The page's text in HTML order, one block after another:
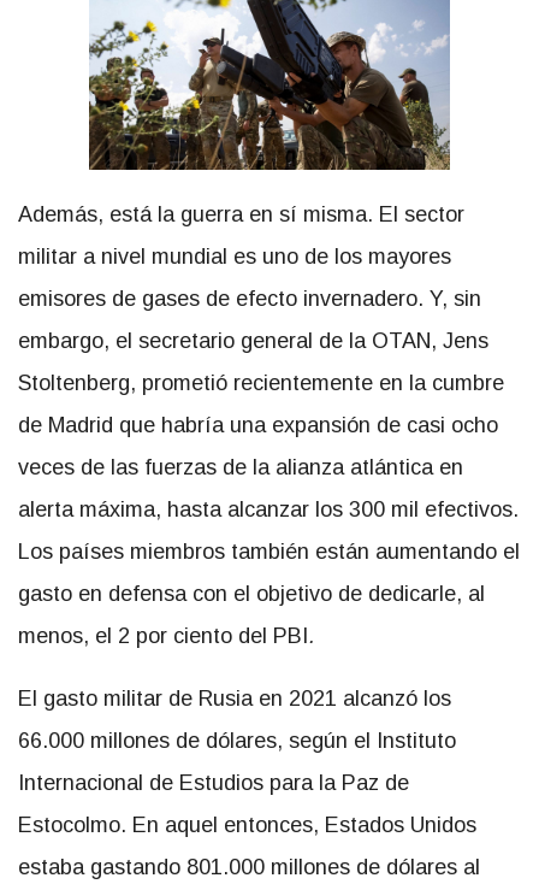
Además, está la guerra en sí misma. El sector
militar a nivel mundial es uno de los mayores
emisores de gases de efecto invernadero. Y, sin
embargo, el secretario general de la OTAN, Jens
Stoltenberg, prometió recientemente en la cumbre
de Madrid que habría una expansión de casi ocho
veces de las fuerzas de la alianza atlántica en
alerta máxima, hasta alcanzar los 300 mil efectivos.
Los países miembros también están aumentando el
gasto en defensa con el objetivo de dedicarle, al
menos, el 2 por ciento del PBI.
El gasto militar de Rusia en 2021 alcanzó los
66.000 millones de dólares, según el Instituto
Internacional de Estudios para la Paz de
Estocolmo. En aquel entonces, Estados Unidos
estaba gastando 801.000 millones de dólares al